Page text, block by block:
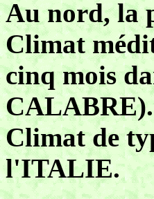
Au nord, la
Climat
cinq mois
Climat de
l'ITALIE.